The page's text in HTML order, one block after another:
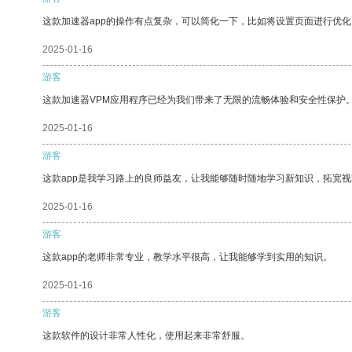
这款加速器app的操作有点复杂，可以简化一下，比如将设置页面进行优化
2025-01-16
游客
这款加速器VPM应用程序已经为我们带来了无限的流畅体验和安全性保护。
2025-01-16
游客
这款app是我学习路上的良师益友，让我能够随时随地学习新知识，拓宽视
2025-01-16
游客
这款app的老师非常专业，教学水平很高，让我能够学到实用的知识。
2025-01-16
游客
这款软件的设计非常人性化，使用起来非常舒服。